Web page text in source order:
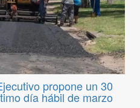
propone un 30
día hábil de marzo